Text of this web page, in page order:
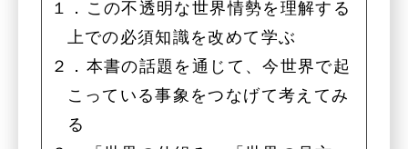
１．この不透明な世界情勢を理解する
上での必須知識を改めて学ぶ
２．本書の話題を通じて、今世界で起
こっている事象をつなげて考えてみ
る